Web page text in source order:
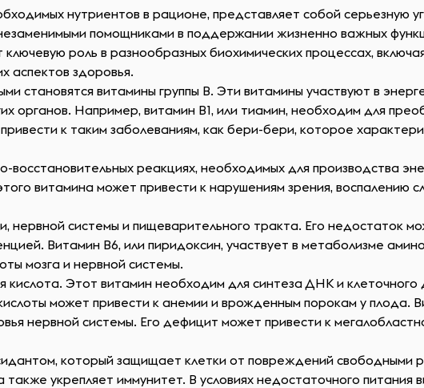
нутриентов в рационе, представляет собой серьезную
помощниками в поддержании жизненно важных
роль в разнообразных биохимических процессах,
аспектов здоровья.
становятся витамины группы B. Эти витамины участвуют в
органов. Например, витамин B1, или тиамин, необходим для
к таким заболеваниям, как бери-бери, которое
восстановительных реакциях, необходимых для производства
витамина может привести к нарушениям зрения, воспалению
системы и пищеварительного тракта. Его недостаток
Витамин B6, или пиридоксин, участвует в метаболизме
мозга и нервной системы.
кислота. Этот витамин необходим для синтеза ДНК и
может привести к анемии и врожденным порокам у плода.
нервной системы. Его дефицит может привести к
который защищает клетки от повреждений свободными
укрепляет иммунитет. В условиях недостаточного питания